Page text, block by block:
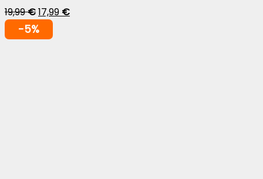
19,99€17,99 €
-5%